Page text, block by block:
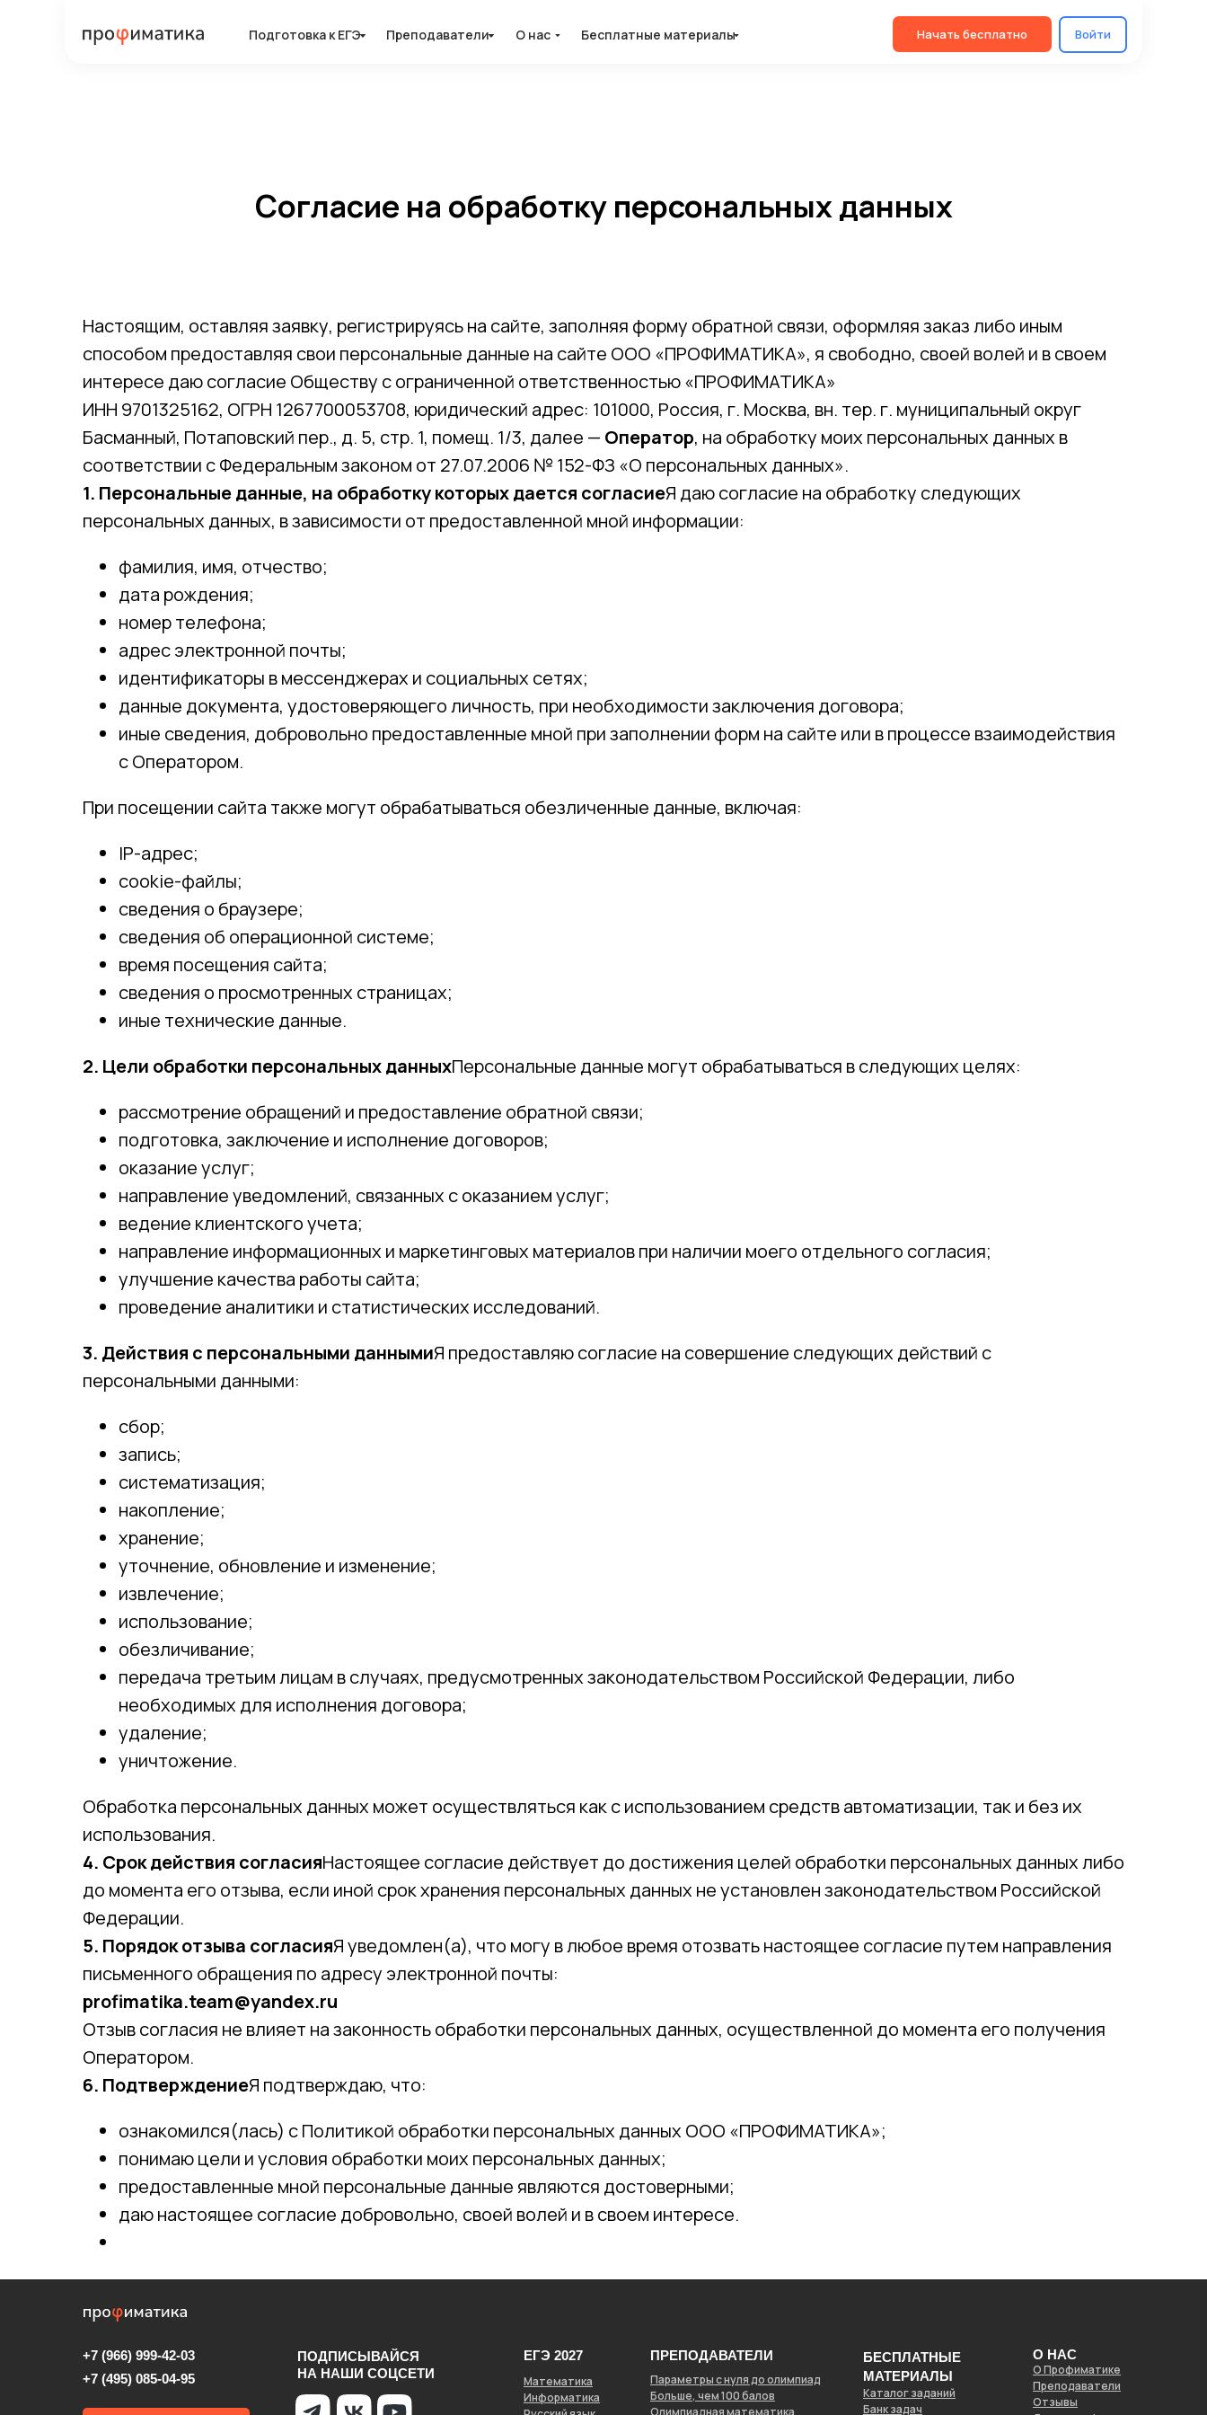
Начать бесплатно Войти
Подготовка к ЕГЭ Бесплатные материалы
О нас
Преподаватели Начать бесплатно Войти
Подготовка к ЕГЭ Бесплатные материалы
О нас
Преподаватели
Согласие на обработку персональных данных
Настоящим, оставляя заявку, регистрируясь на сайте, заполняя форму обратной связи, оформляя заказ либо иным
способом предоставляя свои персональные данные на сайте ООО «ПРОФИМАТИКА», я свободно, своей волей и в своем
интересе даю согласие Обществу с ограниченной ответственностью «ПРОФИМАТИКА»
ИНН 9701325162, ОГРН 1267700053708, юридический адрес: 101000, Россия, г. Москва, вн. тер. г. муниципальный округ
Басманный, Потаповский пер., д. 5, стр. 1, помещ. 1/3, далее — Оператор, на обработку моих персональных данных в
соответствии с Федеральным законом от 27.07.2006 № 152-ФЗ «О персональных данных».
1. Персональные данные, на обработку которых дается согласиеЯ даю согласие на обработку следующих
персональных данных, в зависимости от предоставленной мной информации:
фамилия, имя, отчество;
дата рождения;
номер телефона;
адрес электронной почты;
идентификаторы в мессенджерах и социальных сетях;
данные документа, удостоверяющего личность, при необходимости заключения договора;
иные сведения, добровольно предоставленные мной при заполнении форм на сайте или в процессе взаимодействия
с Оператором.
При посещении сайта также могут обрабатываться обезличенные данные, включая:
IP-адрес;
cookie-файлы;
сведения о браузере;
сведения об операционной системе;
время посещения сайта;
сведения о просмотренных страницах;
иные технические данные.
2. Цели обработки персональных данныхПерсональные данные могут обрабатываться в следующих целях:
рассмотрение обращений и предоставление обратной связи;
подготовка, заключение и исполнение договоров;
оказание услуг;
направление уведомлений, связанных с оказанием услуг;
ведение клиентского учета;
направление информационных и маркетинговых материалов при наличии моего отдельного согласия;
улучшение качества работы сайта;
проведение аналитики и статистических исследований.
3. Действия с персональными даннымиЯ предоставляю согласие на совершение следующих действий с
персональными данными:
сбор;
запись;
систематизация;
накопление;
хранение;
уточнение, обновление и изменение;
извлечение;
использование;
обезличивание;
передача третьим лицам в случаях, предусмотренных законодательством Российской Федерации, либо
необходимых для исполнения договора;
удаление;
уничтожение.
Обработка персональных данных может осуществляться как с использованием средств автоматизации, так и без их
использования.
4. Срок действия согласияНастоящее согласие действует до достижения целей обработки персональных данных либо
до момента его отзыва, если иной срок хранения персональных данных не установлен законодательством Российской
Федерации.
5. Порядок отзыва согласияЯ уведомлен(а), что могу в любое время отозвать настоящее согласие путем направления
письменного обращения по адресу электронной почты:
profimatika.team@yandex.ru
Отзыв согласия не влияет на законность обработки персональных данных, осуществленной до момента его получения
Оператором.
6. ПодтверждениеЯ подтверждаю, что:
ознакомился(лась) с Политикой обработки персональных данных ООО «ПРОФИМАТИКА»;
понимаю цели и условия обработки моих персональных данных;
предоставленные мной персональные данные являются достоверными;
даю настоящее согласие добровольно, своей волей и в своем интересе.
Математика
Информатика
ЕГЭ 2027
О НАС
О Профиматике
Преподаватели
Отзывы
Параметры с нуля до олимпиад
Больше, чем 100 балов
Олимпиадная математика
ПРЕПОДАВАТЕЛИ
БЕСПЛАТНЫЕ
МАТЕРИАЛЫ
Каталог заданий
Банк задач
+7 (966) 999-42-03
+7 (495) 085-04-95
ПОДПИСЫВАЙСЯ
НА НАШИ СОЦСЕТИ